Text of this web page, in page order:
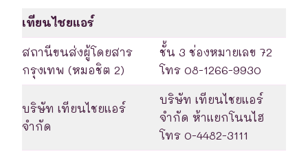
เทียนไชยแอร์
สถานีขนส่งผู้โดยสาร
กรุงเทพ (หมอชิต 2)
ชั้น 3 ช่องหมายเลข 72
โทร 08-1266-9930
บริษัท เทียนไชยแอร์
จำกัด
บริษัท เทียนไชยแอร์
จำกัด ห้าแยกโนนไฮ
โทร 0-4482-3111